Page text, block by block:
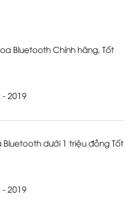
Bluetooth Chính hãng, Tốt
- 2019
Bluetooth dưới 1 triệu đồng Tốt
- 2019